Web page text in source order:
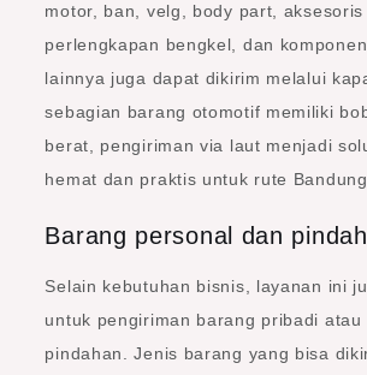
motor, ban, velg, body part,
perlengkapan bengkel, dan
lainnya juga dapat dikirim melalui
sebagian barang otomotif memiliki
berat, pengiriman via laut menjadi
hemat dan praktis untuk rute
Barang personal dan
Selain kebutuhan bisnis, layanan ini
untuk pengiriman barang pribadi atau
pindahan. Jenis barang yang bisa